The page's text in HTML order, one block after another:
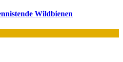
Wildbienen